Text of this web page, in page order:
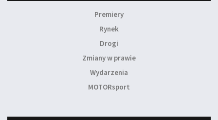
Premiery
Rynek
Drogi
Zmiany w prawie
Wydarzenia
MOTORsport